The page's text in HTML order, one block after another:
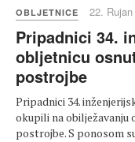
OBLJETNICE 22.
Pripadnici 34.
obljetnicu
postrojbe
Pripadnici 34.
okupili na obilježavanju
postrojbe. S ponosom